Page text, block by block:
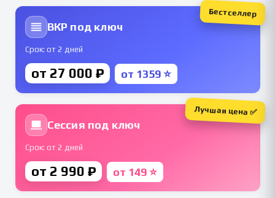
ВКР под ключ
Срок: от 2 дней
от 27 000 ₽ от 1359 ⭐
Бестселлер
Сессия под ключ
Срок: от 2 дней
от 2 990 ₽ от 149 ⭐
Лучшая цена ✅